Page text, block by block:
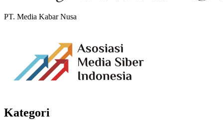
PT. Media Kabar Nusa
Kategori